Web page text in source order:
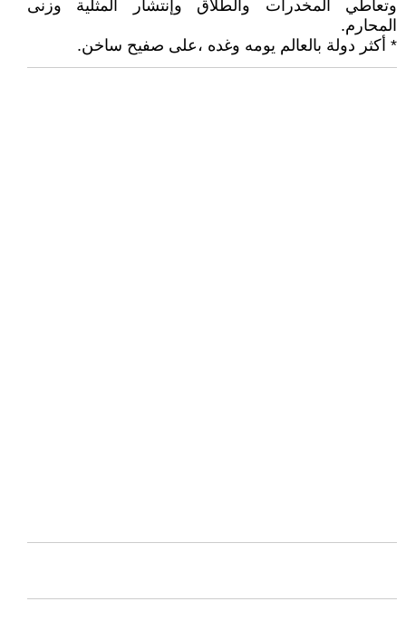
وتعاطي المخدرات والطلاق وإنتشار المثلية وزنى
المحارم.
* أكثر دولة بالعالم يومه وغده ،على صفيح ساخن.